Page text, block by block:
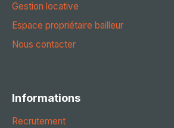
Gestion locative
Espace propriétaire bailleur
Nous contacter
Informations
Recrutement